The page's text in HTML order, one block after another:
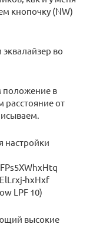
кнопочку (NW)
во
положение в
от
настройки
hxHxf
LPF 10)
высокие